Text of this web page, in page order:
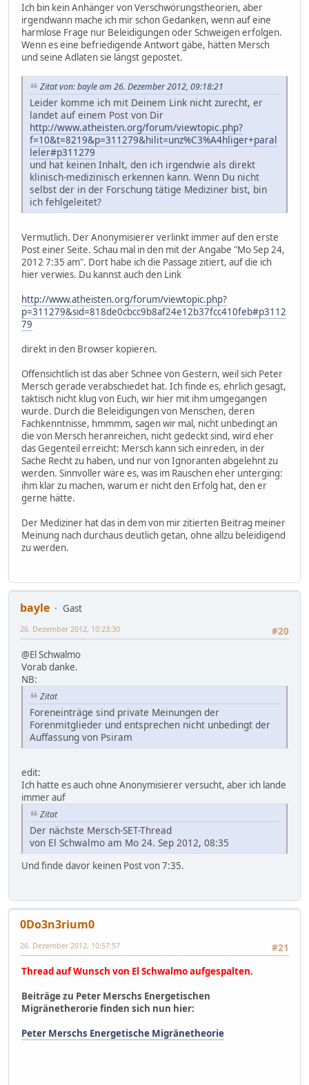
Ich bin kein Anhänger von Verschwörungstheorien, aber
irgendwann mache ich mir schon Gedanken, wenn auf eine
harmlose Frage nur Beleidigungen oder Schweigen erfolgen.
Wenn es eine befriedigende Antwort gäbe, hätten Mersch
und seine Adlaten sie längst gepostet.
Zitat von: bayle am 26. Dezember 2012, 09:18:21
Leider komme ich mit Deinem Link nicht zurecht, er
landet auf einem Post von Dir
http://www.atheisten.org/forum/viewtopic.php?
f=10&t=8219&p=311279&hilit=unz%C3%A4hliger+paral
leler#p311279
und hat keinen Inhalt, den ich irgendwie als direkt
klinisch-medizinisch erkennen kann. Wenn Du nicht
selbst der in der Forschung tätige Mediziner bist, bin
ich fehlgeleitet?
Vermutlich. Der Anonymisierer verlinkt immer auf den erste
Post einer Seite. Schau mal in den mit der Angabe "Mo Sep 24,
2012 7:35 am". Dort habe ich die Passage zitiert, auf die ich
hier verwies. Du kannst auch den Link
http://www.atheisten.org/forum/viewtopic.php?
p=311279&sid=818de0cbcc9b8af24e12b37fcc410feb#p3112
79
direkt in den Browser kopieren.
Offensichtlich ist das aber Schnee von Gestern, weil sich Peter
Mersch gerade verabschiedet hat. Ich finde es, ehrlich gesagt,
taktisch nicht klug von Euch, wir hier mit ihm umgegangen
wurde. Durch die Beleidigungen von Menschen, deren
Fachkenntnisse, hmmmm, sagen wir mal, nicht unbedingt an
die von Mersch heranreichen, nicht gedeckt sind, wird eher
das Gegenteil erreicht: Mersch kann sich einreden, in der
Sache Recht zu haben, und nur von Ignoranten abgelehnt zu
werden. Sinnvoller wäre es, was im Rauschen eher unterging:
ihm klar zu machen, warum er nicht den Erfolg hat, den er
gerne hätte.
Der Mediziner hat das in dem von mir zitierten Beitrag meiner
Meinung nach durchaus deutlich getan, ohne allzu beleidigend
zu werden.
bayle
Gast
#20
26. Dezember 2012, 10:23:30
@El Schwalmo
Vorab danke.
NB:
Zitat
Foreneinträge sind private Meinungen der
Forenmitglieder und entsprechen nicht unbedingt der
Auffassung von Psiram
edit:
Ich hatte es auch ohne Anonymisierer versucht, aber ich lande
immer auf
Zitat
Der nächste Mersch-SET-Thread
von El Schwalmo am Mo 24. Sep 2012, 08:35
Und finde davor keinen Post von 7:35.
0Do3n3rium0
#21
26. Dezember 2012, 10:57:57
Thread auf Wunsch von El Schwalmo aufgespalten.
Beiträge zu Peter Merschs Energetischen
Migränetherorie finden sich nun hier:
Peter Merschs Energetische Migränetheorie